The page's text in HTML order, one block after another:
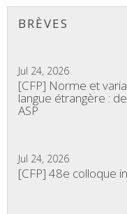
BRÈVES
Jul 24, 2026
[CFP] Norme et
langue étrangère :
ASP
Jul 24, 2026
[CFP] 48e colloque